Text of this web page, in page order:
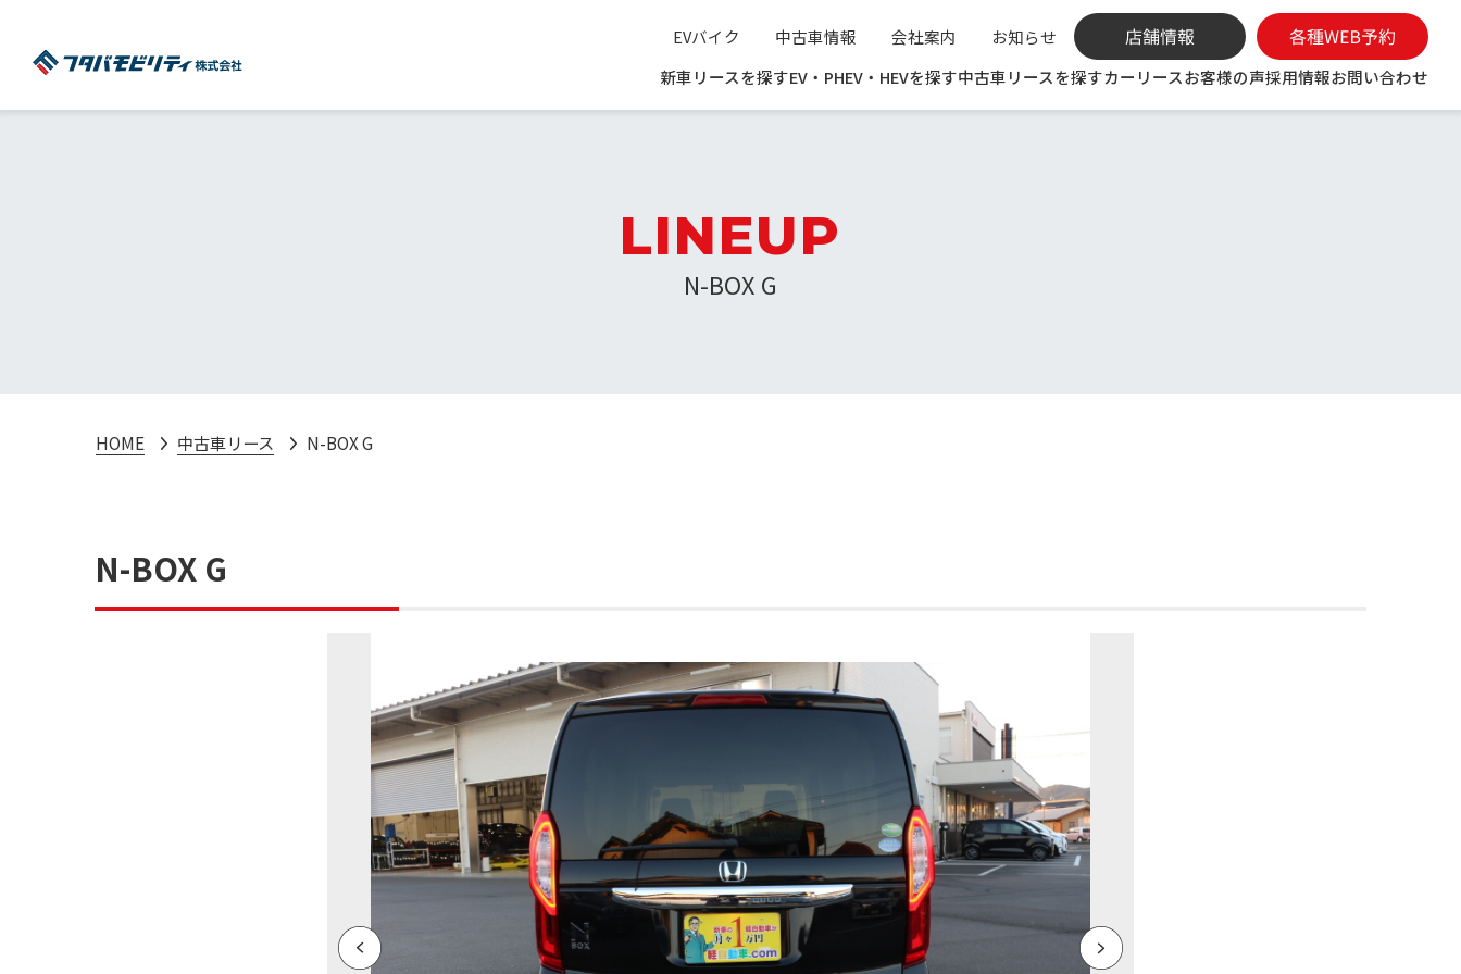
EVバイク 中古車情報 会社案内
お知らせ
新車リースを探すEV・PHEV・HEVを探す中古車リースを探すカーリースお客様の声採用情報お問い合わせ
LINEUP
N-BOX G
HOME 中古車リース N-BOX G
N-BOX G